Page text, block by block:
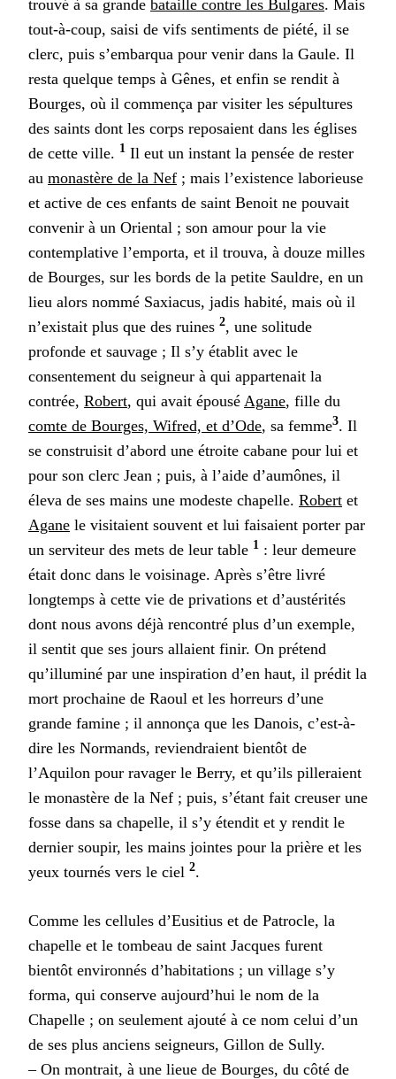
trouvé à sa grande bataille contre les Bulgares. Mais
tout-à-coup, saisi de vifs sentiments de piété, il se
clerc, puis s’embarqua pour venir dans la Gaule. Il
resta quelque temps à Gênes, et enfin se rendit à
Bourges, où il commença par visiter les sépultures
des saints dont les corps reposaient dans les églises
de cette ville. 1 Il eut un instant la pensée de rester
au monastère de la Nef ; mais l’existence laborieuse
et active de ces enfants de saint Benoit ne pouvait
convenir à un Oriental ; son amour pour la vie
contemplative l’emporta, et il trouva, à douze milles
de Bourges, sur les bords de la petite Sauldre, en un
lieu alors nommé Saxiacus, jadis habité, mais où il
n’existait plus que des ruines 2, une solitude
profonde et sauvage ; Il s’y établit avec le
consentement du seigneur à qui appartenait la
contrée, Robert, qui avait épousé Agane, fille du
comte de Bourges, Wifred, et d’Ode, sa femme3. Il
se construisit d’abord une étroite cabane pour lui et
pour son clerc Jean ; puis, à l’aide d’aumônes, il
éleva de ses mains une modeste chapelle. Robert et
Agane le visitaient souvent et lui faisaient porter par
un serviteur des mets de leur table 1 : leur demeure
était donc dans le voisinage. Après s’être livré
longtemps à cette vie de privations et d’austérités
dont nous avons déjà rencontré plus d’un exemple,
il sentit que ses jours allaient finir. On prétend
qu’illuminé par une inspiration d’en haut, il prédit la
mort prochaine de Raoul et les horreurs d’une
grande famine ; il annonça que les Danois, c’est-à-
dire les Normands, reviendraient bientôt de
l’Aquilon pour ravager le Berry, et qu’ils pilleraient
le monastère de la Nef ; puis, s’étant fait creuser une
fosse dans sa chapelle, il s’y étendit et y rendit le
dernier soupir, les mains jointes pour la prière et les
yeux tournés vers le ciel 2.
Comme les cellules d’Eusitius et de Patrocle, la
chapelle et le tombeau de saint Jacques furent
bientôt environnés d’habitations ; un village s’y
forma, qui conserve aujourd’hui le nom de la
Chapelle ; on seulement ajouté à ce nom celui d’un
de ses plus anciens seigneurs, Gillon de Sully.
– On montrait, à une lieue de Bourges, du côté de